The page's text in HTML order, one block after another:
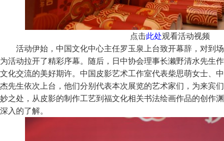
点击此处观看活动视频
活动伊始，中国文化中心主任罗玉泉上台致开幕辞，对到
为活动拉开了精彩序幕。随后，日中协会理事长濑野清水先生
文化交流的美好期许。中国皮影艺术工作室代表柴思萌女士、
杰先生依次上台，他们分别代表本次展览的艺术家们，为来宾
妙之处，从皮影的制作工艺到福文化相关书法绘画作品的创作
深入的了解。